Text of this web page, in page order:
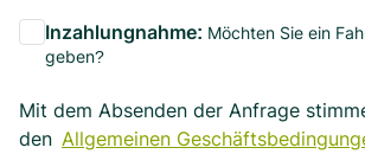
Inzahlungnahme: Möchten Sie ein
geben?
Mit dem Absenden der Anfrage
den Allgemeinen